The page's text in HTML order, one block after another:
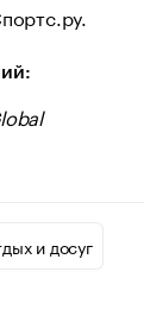
и досуг